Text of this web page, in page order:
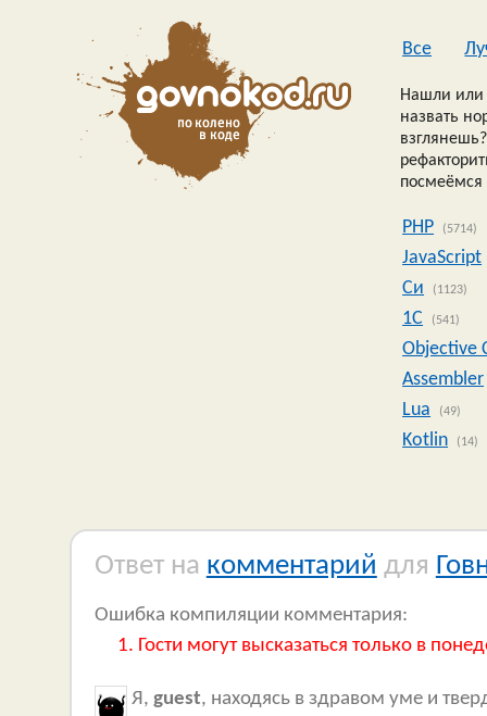
Все
Нашли или
назвать
посмеёмся
PHP (5714)
JavaScript
Си
(1123)
1C (541)
Objective
Assembler
Lua
(49)
Kotlin (14)
Ответ на комментарий для
Ошибка компиляции комментария:
Гости могут высказаться только в
Я, guest, находясь в здравом уме и